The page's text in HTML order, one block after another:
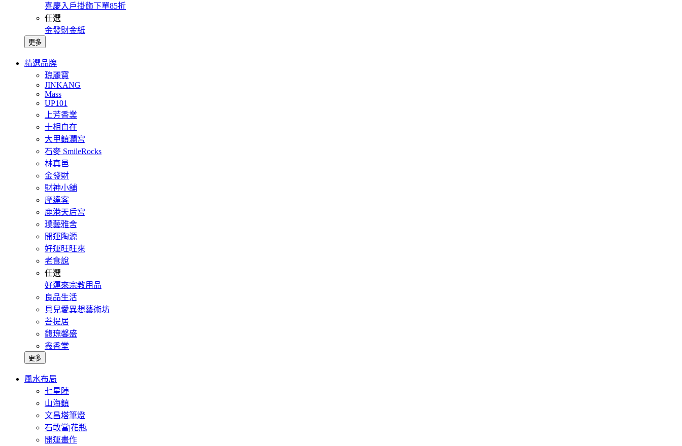
喜慶入戶掛飾下單85折
任選
金發財金紙
更多
精選品牌
瑰麗寶
JINKANG
Mass
UP101
上芳香業
十相自在
大甲鎮瀾宮
石麥 SmileRocks
林真邑
金發財
財神小舖
摩達客
鹿港天后宮
璞藝雅舍
開運陶源
好運旺旺來
老食說
任選
好運來宗教用品
良品生活
貝兒愛異想藝術坊
菩提居
馥瑰馨盛
鑫香堂
更多
風水布局
七星陣
山海鎮
文昌塔筆燈
石敢當|花瓶
開運畫作